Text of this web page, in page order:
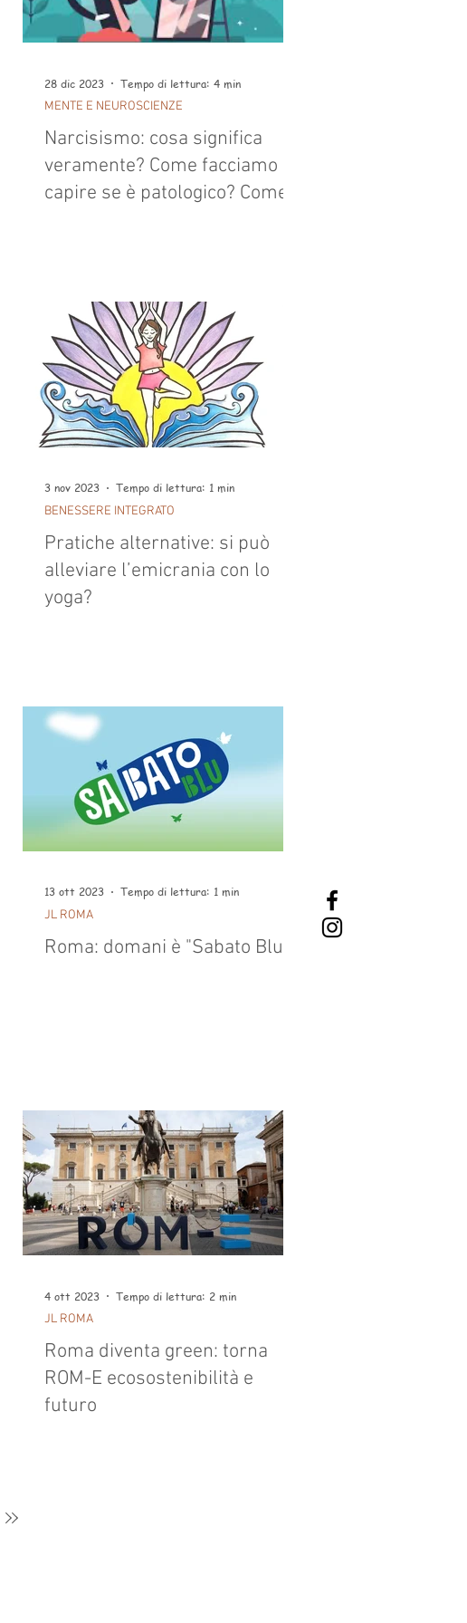
Narcisismo: cosa significa
veramente? Come facciamo a
capire se è patologico? Come
MENTE E NEUROSCIENZE
28 dic 2023 Tempo di lettura: 4 min
Pratiche alternative: si può
alleviare l’emicrania con lo
yoga?
BENESSERE INTEGRATO
3 nov 2023 Tempo di lettura: 1 min
Roma: domani è "Sabato Blu"
JL ROMA
13 ott 2023 Tempo di lettura: 1 min
Roma diventa green: torna
ROM-E ecosostenibilità e
futuro
JL ROMA
4 ott 2023 Tempo di lettura: 2 min